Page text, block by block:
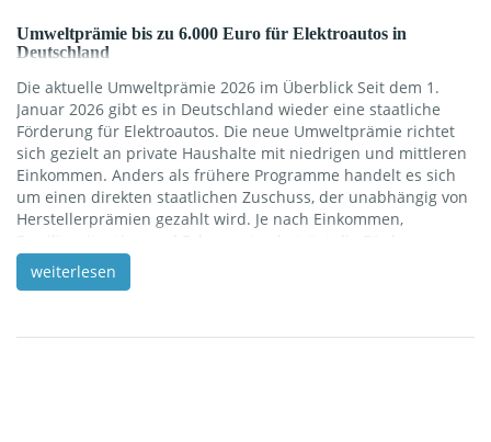
Umweltprämie bis zu 6.000 Euro für Elektroautos in
Deutschland
Die aktuelle Umweltprämie 2026 im Überblick Seit dem 1.
Januar 2026 gibt es in Deutschland wieder eine staatliche
Förderung für Elektroautos. Die neue Umweltprämie richtet
sich gezielt an private Haushalte mit niedrigen und mittleren
Einkommen. Anders als frühere Programme handelt es sich
um einen direkten staatlichen Zuschuss, der unabhängig von
Herstellerprämien gezahlt wird. Je nach Einkommen,
Familiensituation und Fahrzeugtyp beträgt die Förderung
zwischen 1.500 Euro und maximal 6.000 Euro. Die Prämie gilt
rückwirkend für Fahrzeuge, die ab dem 1. Januar 2026 neu
weiterlesen